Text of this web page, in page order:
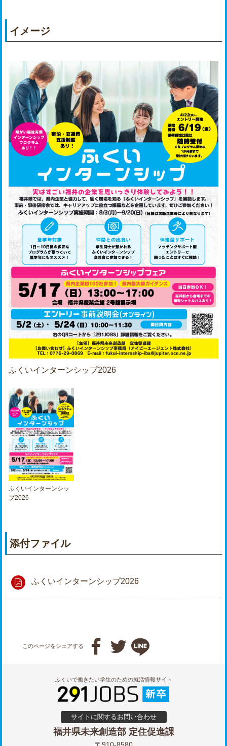
イメージ
ふくいインターンシップ2026
ふくいインターンシッ
プ2026
添付ファイル
ふくいインターンシップ2026
このページをシェアする   
ふくいで働きたい学生のための就活情報サイト
サイトに関するお問い合わせ
福井県未来創造部 定住促進課